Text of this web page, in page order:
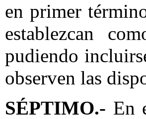
en primer
establezcan
pudiendo
observen las
SÉPTIMO.- En